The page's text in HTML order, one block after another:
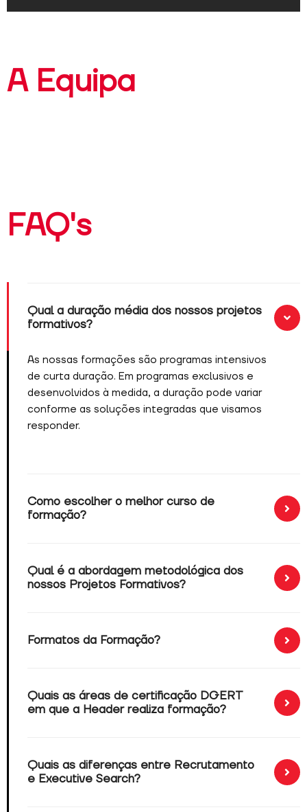
A Equipa
FAQ's
Qual a duração média dos nossos projetos
formativos?
As nossas formações são programas intensivos
de curta duração. Em programas exclusivos e
desenvolvidos à medida, a duração pode variar
conforme as soluções integradas que visamos
responder.
Como escolher o melhor curso de
formação?
Qual é a abordagem metodológica dos
nossos Projetos Formativos?
Formatos da Formação?
Quais as áreas de certificação DGERT
em que a Header realiza formação?
Quais as diferenças entre Recrutamento
e Executive Search?